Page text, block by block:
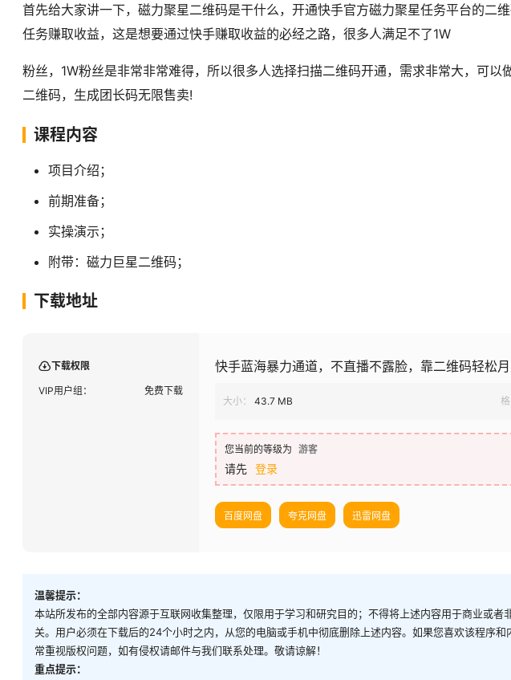
首先给大家讲一下，磁力聚星二维码是干什么，开通快手官方磁力聚星任务平台的二
任务赚取收益，这是想要通过快手赚取收益的必经之路，很多人满足不了1W
粉丝，1W粉丝是非常非常难得，所以很多人选择扫描二维码开通，需求非常大，可
二维码，生成团长码无限售卖!
课程内容
项目介绍；
前期准备；
实操演示；
附带：磁力巨星二维码；
下载地址
下载权限
VIP用户组： 免费下载
快手蓝海暴力通道，不直播不露脸，靠二维码轻松
大小： 43.7 MB 格
您当前的等级为 游客
请先 登录
百度网盘 夸克网盘 迅雷网盘
温馨提示：
本站所发布的全部内容源于互联网收集整理，仅限用于学习和研究目的；不得将上述内容用于商业或
关。用户必须在下载后的24个小时之内，从您的电脑或手机中彻底删除上述内容。如果您喜欢该程序
常重视版权问题，如有侵权请邮件与我们联系处理。敬请谅解！
重点提示：